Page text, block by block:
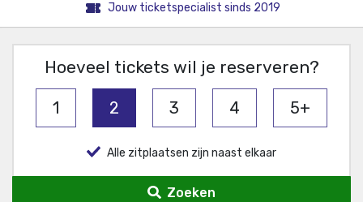
Jouw ticketspecialist sinds 2019
Hoeveel tickets wil je reserveren?
1 2 3 4 5+
Alle zitplaatsen zijn naast elkaar
Zoeken